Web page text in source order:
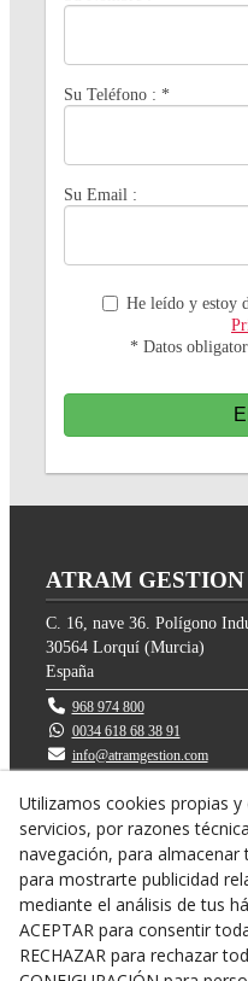
Su Teléfono : *
Su Email :
He leído y estoy
* Datos
ATRAM GESTION
C. 16, nave 36. Polígono
30564 Lorquí (Murcia)
España
968 974 800
0034 618 68 38 91
info@atramgestion.com
Utilizamos cookies propias
servicios, por razones
navegación, para
para mostrarte publicidad
mediante el análisis de tus
ACEPTAR para consentir
RECHAZAR para rechazar